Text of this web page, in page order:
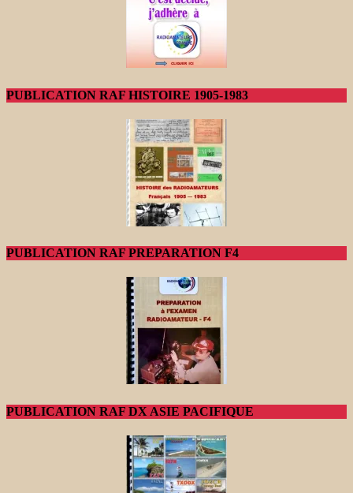
PUBLICATION RAF HISTOIRE 1905-1983
PUBLICATION RAF PREPARATION F4
PUBLICATION RAF DX ASIE PACIFIQUE